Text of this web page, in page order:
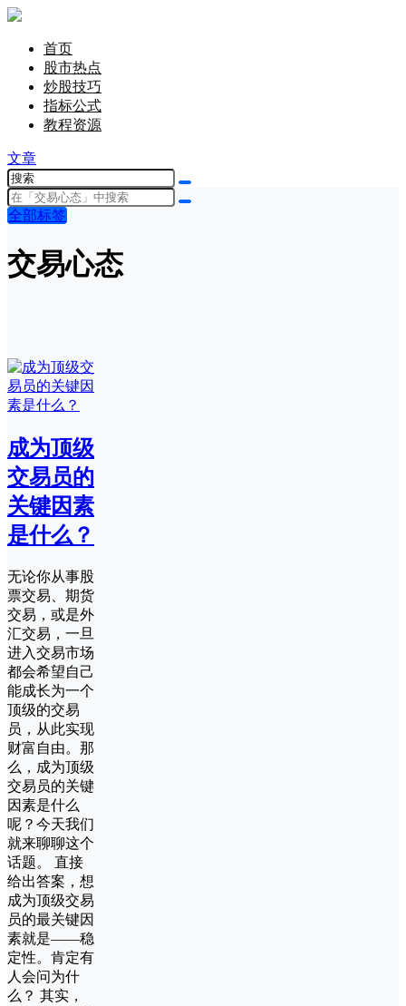
首页
股市热点
炒股技巧
指标公式
教程资源
文章
全部标签
交易心态
成为顶级
交易员的
关键因素
是什么？
无论你从事股
票交易、期货
交易，或是外
汇交易，一旦
进入交易市场
都会希望自己
能成长为一个
顶级的交易
员，从此实现
财富自由。那
么，成为顶级
交易员的关键
因素是什么
呢？今天我们
就来聊聊这个
话题。 直接
给出答案，想
成为顶级交易
员的最关键因
素就是——稳
定性。肯定有
人会问为什
么？ 其实，